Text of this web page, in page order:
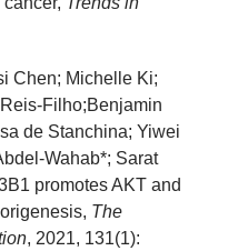
Chen; Michelle Ki;
Filho;Benjamin
de Stanchina; Yiwei
Wahab*; Sarat
promotes AKT and
The
, 2021, 131(1):